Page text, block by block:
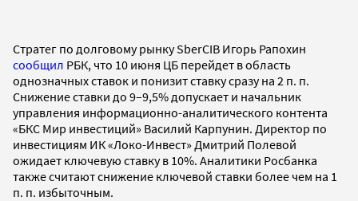
Стратег по долговому рынку SberCIB Игорь Рапохин
сообщил РБК, что 10 июня ЦБ перейдет в область
однозначных ставок и понизит ставку сразу на 2 п. п.
Снижение ставки до 9–9,5% допускает и начальник
управления информационно-аналитического контента
«БКС Мир инвестиций» Василий Карпунин. Директор по
инвестициям ИК «Локо-Инвест» Дмитрий Полевой
ожидает ключевую ставку в 10%. Аналитики Росбанка
также считают снижение ключевой ставки более чем на 1
п. п. избыточным.